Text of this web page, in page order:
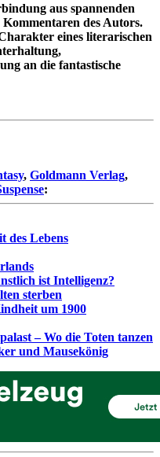
aus spannenden
des Autors.
eines literarischen
an die fantastische
, Goldmann Verlag,
:
des Lebens
ist Intelligenz?
sterben
um 1900
– Wo die Toten tanzen
und Mausekönig